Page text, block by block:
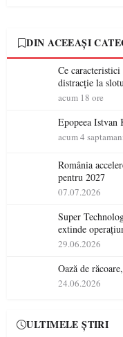
DIN ACEEAȘI
Ce
distracție la
acum 18 ore
Epopeea Istvan
acum 4
România
pentru 2027
07.07.2026
Super
extinde
29.06.2026
Oază de
24.06.2026
ULTIMELE ȘTIRI